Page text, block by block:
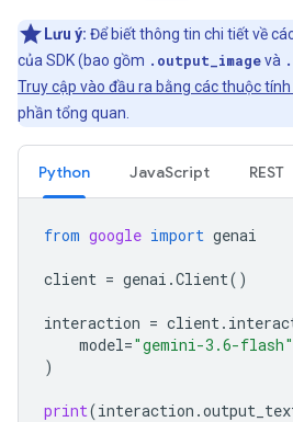
Lưu ý: Để biết thông tin chi tiết về
của SDK (bao gồm .output_imagevà
Truy cập vào đầu ra bằng các thuộc tính
phần tổng quan.
Python JavaScript REST
from google import genai
client = genai .Client()
interaction = client.
model="gemini-3.6-flash"
)
print(interaction .